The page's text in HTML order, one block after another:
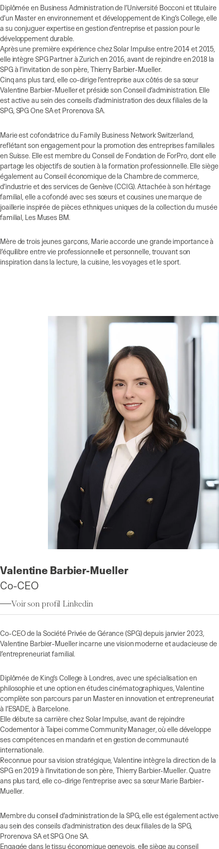
Diplômée en Business Administration de l’Université Bocconi et titulaire
d’un Master en environnement et développement de King’s College, elle
a su conjuguer expertise en gestion d’entreprise et passion pour le
développement durable.
Après une première expérience chez Solar Impulse entre 2014 et 2015,
elle intègre SPG Partner à Zurich en 2016, avant de rejoindre en 2018 la
SPG à l’invitation de son père, Thierry Barbier-Mueller.
Cinq ans plus tard, elle co-dirige l’entreprise aux côtés de sa sœur
Valentine Barbier-Mueller et préside son Conseil d’administration. Elle
est active au sein des conseils d’administration des deux filiales de la
SPG, SPG One SA et Prorenova SA.
Marie est cofondatrice du Family Business Network Switzerland,
reflétant son engagement pour la promotion des entreprises familiales
en Suisse. Elle est membre du Conseil de Fondation de ForPro, dont elle
partage les objectifs de soutien à la formation professionnelle. Elle siège
également au Conseil économique de la Chambre de commerce,
d’industrie et des services de Genève (CCIG). Attachée à son héritage
familial, elle a cofondé avec ses sœurs et cousines une marque de
joaillerie inspirée de pièces ethniques uniques de la collection du musée
familial, Les Muses BM.
Mère de trois jeunes garçons, Marie accorde une grande importance à
l’équilibre entre vie professionnelle et personnelle, trouvant son
inspiration dans la lecture, la cuisine, les voyages et le sport.
Valentine Barbier-Mueller
Co-CEO
Voir son profil Linkedin
Co-CEO de la Société Privée de Gérance (SPG) depuis janvier 2023,
Valentine Barbier-Mueller incarne une vision moderne et audacieuse de
l’entrepreneuriat familial.
Diplômée de King’s College à Londres, avec une spécialisation en
philosophie et une option en études cinématographiques, Valentine
complète son parcours par un Master en innovation et entrepreneuriat
à l’ESADE, à Barcelone.
Elle débute sa carrière chez Solar Impulse, avant de rejoindre
Codementor à Taipei comme Community Manager, où elle développe
ses compétences en mandarin et en gestion de communauté
internationale.
Reconnue pour sa vision stratégique, Valentine intègre la direction de la
SPG en 2019 à l’invitation de son père, Thierry Barbier-Mueller. Quatre
ans plus tard, elle co-dirige l’entreprise avec sa sœur Marie Barbier-
Mueller.
Membre du conseil d’administration de la SPG, elle est également active
au sein des conseils d’administration des deux filiales de la SPG,
Prorenova SA et SPG One SA.
Engagée dans le tissu économique genevois, elle siège au conseil